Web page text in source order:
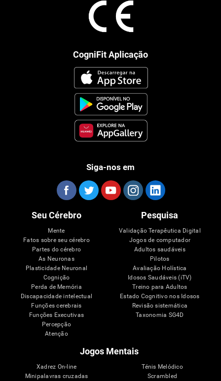
CogniFit Aplicação
Siga-nos em
Seu Cérebro
Mente
Fatos sobre seu cérebro
Partes do cérebro
As Neuronas
Plasticidade Neuronal
Cognição
Perda de Memória
Discapacidade intelectual
Funções cerebrais
Funções Executivas
Percepção
Atenção
Pesquisa
Validação Terapêutica Digital
Jogos de computador
Adultos saudáveis
Pilotos
Avaliação Holística
Idosos Saudáveis (iTV)
Treino para Adultos
Estado Cognitivo nos Idosos
Revisão sistemática
Taxonomia SG4D
Jogos Mentais
Xadrez On-line
Minipalavras cruzadas
Ténis Melódico
Scrambled